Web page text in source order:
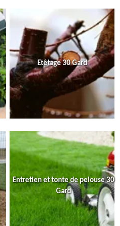
Etêtage 30 Gard
Entretien et tonte de pelouse 30
Gard